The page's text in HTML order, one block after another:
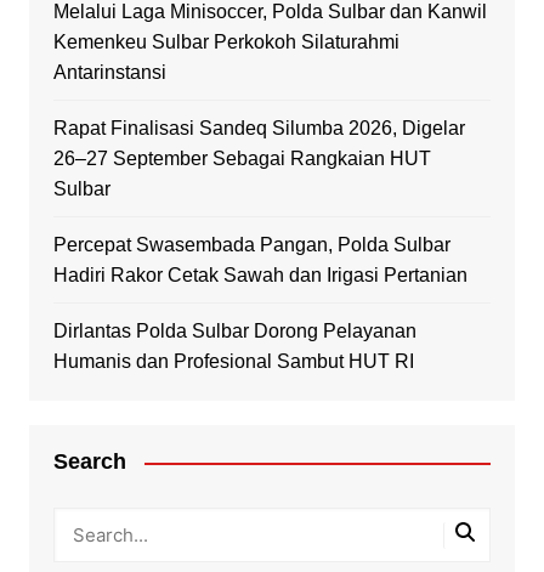
Melalui Laga Minisoccer, Polda Sulbar dan Kanwil
Kemenkeu Sulbar Perkokoh Silaturahmi
Antarinstansi
Rapat Finalisasi Sandeq Silumba 2026, Digelar
26–27 September Sebagai Rangkaian HUT
Sulbar
Percepat Swasembada Pangan, Polda Sulbar
Hadiri Rakor Cetak Sawah dan Irigasi Pertanian
Dirlantas Polda Sulbar Dorong Pelayanan
Humanis dan Profesional Sambut HUT RI
Search